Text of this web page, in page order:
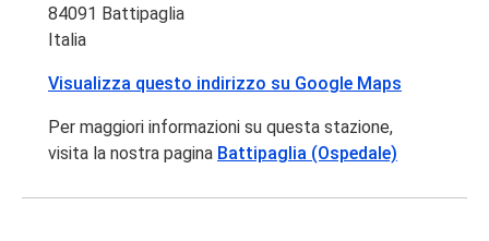
84091 Battipaglia
Italia
Visualizza questo indirizzo su Google Maps
Per maggiori informazioni su questa stazione,
visita la nostra pagina Battipaglia (Ospedale)